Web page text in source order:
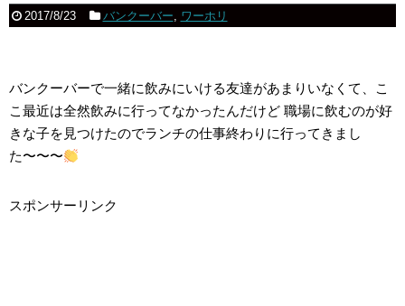
2017/8/23 バンクーバー, ワーホリ
バンクーバーで一緒に飲みにいける友達があまりいなくて、こ
こ最近は全然飲みに行ってなかったんだけど 職場に飲むのが好
きな子を見つけたのでランチの仕事終わりに行ってきまし
た〜〜〜
スポンサーリンク